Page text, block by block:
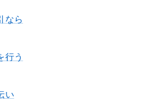
なら
行う
い